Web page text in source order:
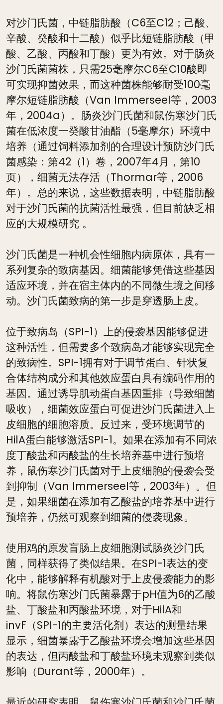
对沙门氏菌，中链脂肪酸（C6至C12；己酸、
辛酸、癸酸和十二酸）似乎比短链脂肪酸（甲
酸、乙酸、丙酸和丁酸）更为有效。对于肠炎
沙门氏菌菌株，只需25毫摩尔C6至C10酸即
可实现抑菌效果，而这种菌株能够耐受100毫
摩尔短链脂肪酸（Van Immerseel等，2003
年，2004a）。肠炎沙门氏菌和鼠伤寒沙门氏
菌在低浓度一癸酸甘油酯（5毫摩尔）环境中
培养（通过饲料添加剂的合理设计预防沙门氏
菌感染：第42（1）卷，2007年4月，第10
页），细菌无法存活（Thormar等，2006
年）。总的来说，这些数据表明，中链脂肪酸
对于沙门氏菌的抗菌活性最强，但目前缺乏相
应的大规模研究 。
沙门氏菌是一种机会性细胞内病原体，具有一
系列复杂的致病基因。细菌能够凭借这些基因
适应环境，并在宿主体内的不同微生境之间移
动。沙门氏菌致病的第一步是穿透肠上皮。
位于致病岛（SPI-1）上的侵袭基因能够促进
这种活性，但需要多个致病岛才能够实现完全
的致病性。SPI-1拥有对于调节蛋白、针状复
合体结构成分和其他效应蛋白具有编码作用的
基因。通过诱导肌动蛋白基因重排（导致细菌
吸收），细菌效应蛋白可促进沙门氏菌进入上
皮细胞的细胞溶质。反过来，受环境调节的
HilA蛋白能够激活SPI-1。如果在添加有不同浓
度丁酸盐和丙酸盐的生长培养基中进行预培
养，鼠伤寒沙门氏菌对于上皮细胞的侵袭会受
到抑制（Van Immerseel等，2003年）。但
是，如果细菌在添加有乙酸盐的培养基中进行
预培养，仍然可观察到细菌的侵袭现象。
使用鸡的原发盲肠上皮细胞测试肠炎沙门氏
菌，同样获得了类似结果。在SPI-1表达的变
化中，能够解释有机酸对于上皮侵袭能力的影
响。将鼠伤寒沙门氏菌暴露于pH值为6的乙酸
盐、丁酸盐和丙酸盐环境，对于HilA和
invF（SPI-1的主要活化剂）表达的测量结果
显示，细菌暴露于乙酸盐环境会增加这些基因
的表达，但丙酸盐和丁酸盐环境未观察到类似
影响（Durant等，2000年）。